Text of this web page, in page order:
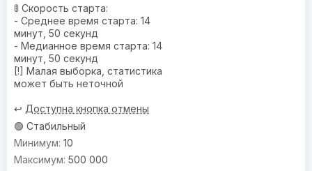
🚦 Скорость старта:
- Среднее время старта: 14
минут, 50 секунд
- Медианное время старта: 14
минут, 50 секунд
[!] Малая выборка, статистика
может быть неточной
↩️ Доступна кнопка отмены
🟢 Стабильный
10
500 000